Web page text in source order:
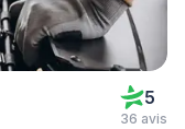
5
36 avis